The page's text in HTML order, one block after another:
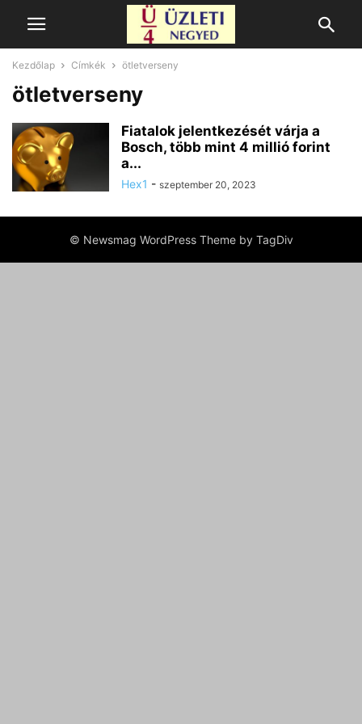
Kezdőlap Címkék ötletverseny
ötletverseny
Fiatalok jelentkezését várja a
Bosch, több mint 4 millió forint
a...
Hex1 - szeptember 20, 2023
© Newsmag WordPress Theme by TagDiv